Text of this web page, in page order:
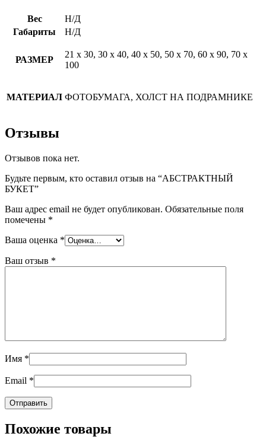
Вес
Н/Д
Габариты
Н/Д
РАЗМЕР
21 х 30, 30 х 40, 40 х 50, 50 х 70, 60 х 90, 70 х
100
МАТЕРИАЛ ФОТОБУМАГА, ХОЛСТ НА ПОДРАМНИКЕ
Отзывы
Отзывов пока нет.
Будьте первым, кто оставил отзыв на “АБСТРАКТНЫЙ
БУКЕТ”
Ваш адрес email не будет опубликован. Обязательные поля
помечены *
Ваша оценка *
Ваш отзыв *
Имя *
Email *
Похожие товары